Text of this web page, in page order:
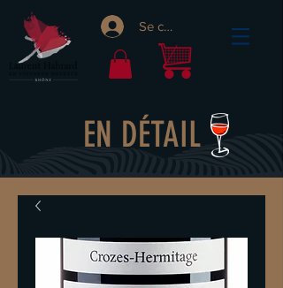
Se connecter
EN DÉTAIL